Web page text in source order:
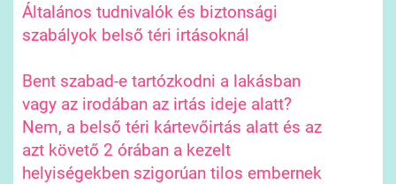
Általános tudnivalók és biztonsági
szabályok belső téri irtásoknál
Bent szabad-e tartózkodni a lakásban
vagy az irodában az irtás ideje alatt?
Nem, a belső téri kártevőirtás alatt és az
azt követő 2 órában a kezelt
helyiségekben szigorúan tilos embernek